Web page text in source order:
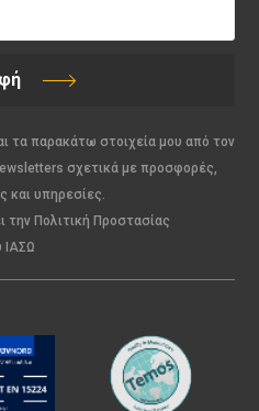
τα παρακάτω στοιχεία μου από τον
σχετικά με προσφορές,
και υπηρεσίες.
την Πολιτική Προστασίας